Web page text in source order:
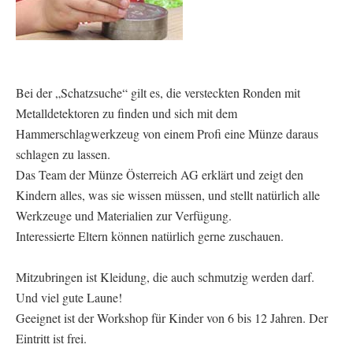
Bei der „Schatzsuche“ gilt es, die versteckten Ronden mit
Metalldetektoren zu finden und sich mit dem
Hammerschlagwerkzeug von einem Profi eine Münze daraus
schlagen zu lassen.
Das Team der Münze Österreich AG erklärt und zeigt den
Kindern alles, was sie wissen müssen, und stellt natürlich alle
Werkzeuge und Materialien zur Verfügung.
Interessierte Eltern können natürlich gerne zuschauen.
Mitzubringen ist Kleidung, die auch schmutzig werden darf.
Und viel gute Laune!
Geeignet ist der Workshop für Kinder von 6 bis 12 Jahren. Der
Eintritt ist frei.